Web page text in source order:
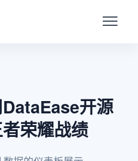
开源
荣耀战绩